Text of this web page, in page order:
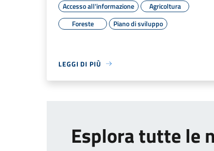
Accesso all'informazione
Agricoltura
Foreste
Piano di sviluppo
LEGGI DI PIÙ
Esplora tutte le